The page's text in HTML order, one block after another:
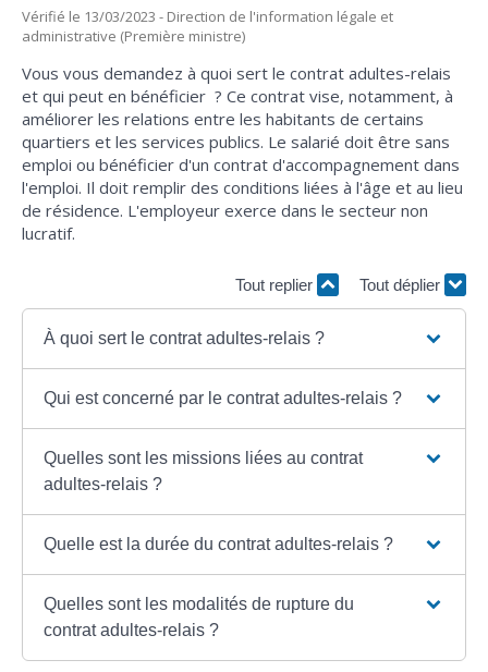
Vérifié le 13/03/2023 - Direction de l'information légale et
administrative (Première ministre)
Vous vous demandez à quoi sert le contrat adultes-relais
et qui peut en bénéficier ? Ce contrat vise, notamment, à
améliorer les relations entre les habitants de certains
quartiers et les services publics. Le salarié doit être sans
emploi ou bénéficier d'un contrat d'accompagnement dans
l'emploi. Il doit remplir des conditions liées à l'âge et au lieu
de résidence. L'employeur exerce dans le secteur non
lucratif.
Tout replier Tout déplier
À quoi sert le contrat adultes-relais ?
Qui est concerné par le contrat adultes-relais ?
Quelles sont les missions liées au contrat
adultes-relais ?
Quelle est la durée du contrat adultes-relais ?
Quelles sont les modalités de rupture du
contrat adultes-relais ?